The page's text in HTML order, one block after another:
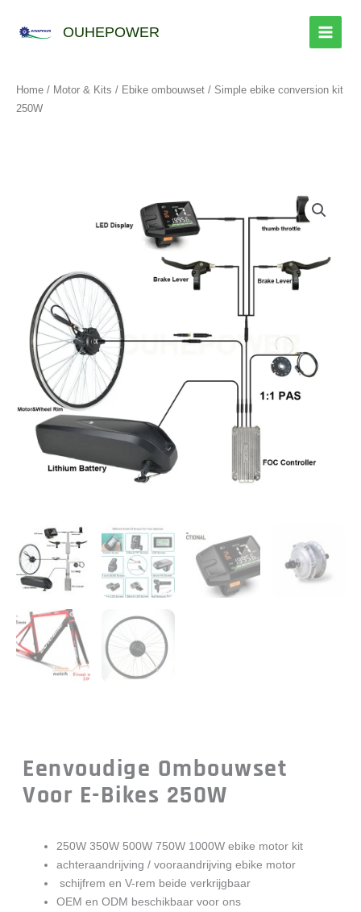
naar
OUHEPOWER
Home / Motor & Kits / Ebike ombouwset / Simple ebike conversion kit
250W
Eenvoudige Ombouwset
Voor E-Bikes 250W
250W 350W 500W 750W 1000W ebike motor kit
achteraandrijving / vooraandrijving ebike motor
schijfrem en V-rem beide verkrijgbaar
OEM en ODM beschikbaar voor ons